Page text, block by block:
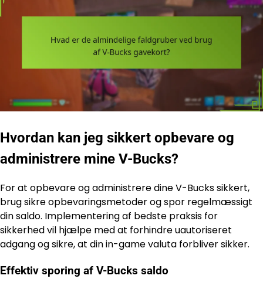
Hvordan kan jeg sikkert opbevare og
administrere mine V-Bucks?
For at opbevare og administrere dine V-Bucks sikkert,
brug sikre opbevaringsmetoder og spor regelmæssigt
din saldo. Implementering af bedste praksis for
sikkerhed vil hjælpe med at forhindre uautoriseret
adgang og sikre, at din in-game valuta forbliver sikker.
Effektiv sporing af V-Bucks saldo